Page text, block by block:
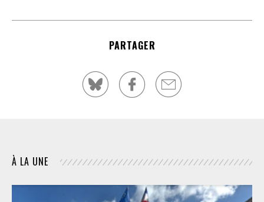
PARTAGER
À LA UNE